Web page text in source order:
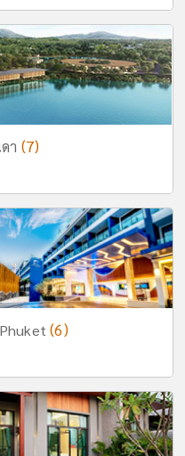
า (7)
(6)